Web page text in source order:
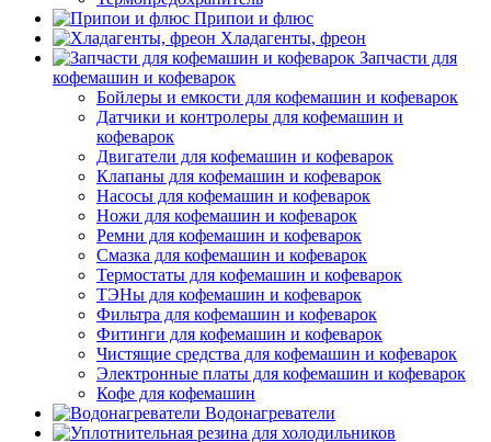
Припои и флюс
Хладагенты, фреон
Запчасти для
кофемашин и кофеварок
Бойлеры и емкости для кофемашин и кофеварок
Датчики и контролеры для кофемашин и
кофеварок
Двигатели для кофемашин и кофеварок
Клапаны для кофемашин и кофеварок
Насосы для кофемашин и кофеварок
Ножи для кофемашин и кофеварок
Ремни для кофемашин и кофеварок
Смазка для кофемашин и кофеварок
Термостаты для кофемашин и кофеварок
ТЭНы для кофемашин и кофеварок
Фильтра для кофемашин и кофеварок
Фитинги для кофемашин и кофеварок
Чистящие средства для кофемашин и кофеварок
Электронные платы для кофемашин и кофеварок
Кофе для кофемашин
Водонагреватели